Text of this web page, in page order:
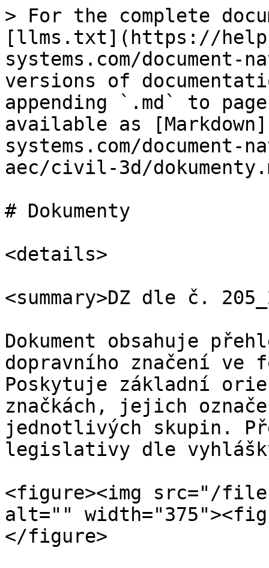
> For the complete
[llms.txt](https://
systems.com/
versions of
appending `.md` to
available as
systems.com/document-
aec/civil-3d/
# Dokumenty
<details>
<summary>DZ dle č.
Dokument obsahuje
dopravního značení ve
Poskytuje základní
značkách, jejich
jednotlivých skupin.
legislativy dle
<figure><img src="/files/
alt=""
</figure>